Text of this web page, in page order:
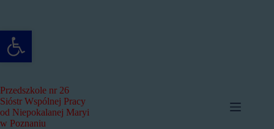
Otwórz pasek narzędzi
Przedszkole nr 26
Sióstr Wspólnej Pracy
od Niepokalanej Maryi
w Poznaniu